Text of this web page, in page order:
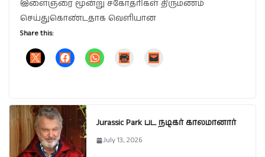
இளைஞரை மூன்று சகோதரிகள் திருமணம்
செய்துகொண்டதாக வெளியான
Share this:
Jurassic Park பட நடிகர் காலமானார்
July 13, 2026